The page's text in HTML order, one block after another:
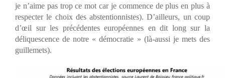
je n’aime pas trop ce mot car je commence de plus en plus à
respecter le choix des abstentionnistes). D’ailleurs, un coup
d’œil sur les précédentes européennes en dit long sur la
déliquescence de notre « démocratie » (là-aussi je mets des
guillemets).